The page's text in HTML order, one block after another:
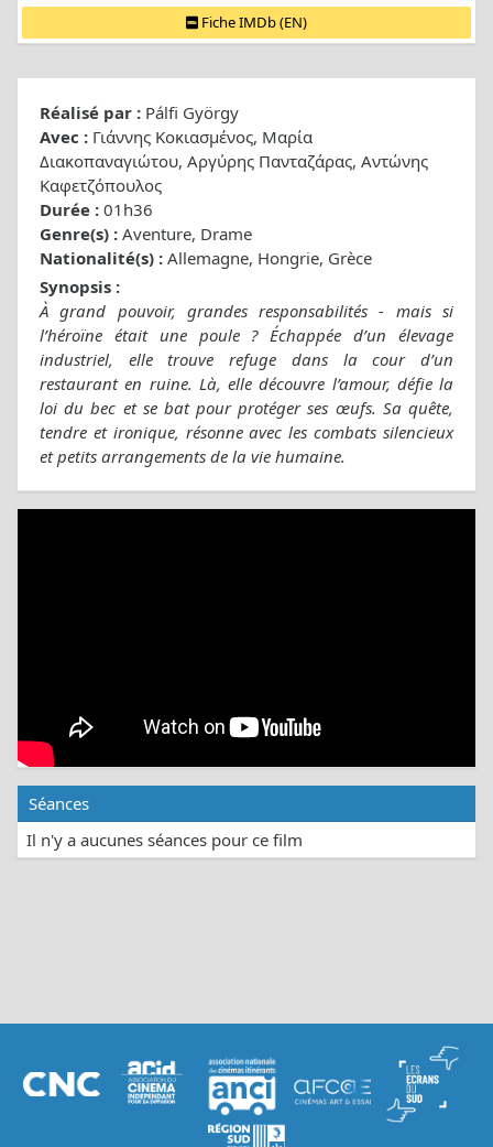
Fiche IMDb (EN)
Réalisé par : Pálfi György
Avec : Γιάννης Κοκιασμένος, Μαρία
Διακοπαναγιώτου, Αργύρης Πανταζάρας, Αντώνης
Καφετζόπουλος
Durée : 01h36
Genre(s) : Aventure, Drame
Nationalité(s) : Allemagne, Hongrie, Grèce
Synopsis :
À grand pouvoir, grandes responsabilités - mais si
l’héroïne était une poule ? Échappée d’un élevage
industriel, elle trouve refuge dans la cour d’un
restaurant en ruine. Là, elle découvre l’amour, défie la
loi du bec et se bat pour protéger ses œufs. Sa quête,
tendre et ironique, résonne avec les combats silencieux
et petits arrangements de la vie humaine.
Séances
Il n'y a aucunes séances pour ce film